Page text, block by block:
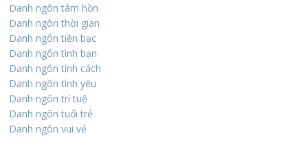
Danh ngôn tâm hồn
Danh ngôn thời gian
Danh ngôn tiền bạc
Danh ngôn tình bạn
Danh ngôn tính cách
Danh ngôn tình yêu
Danh ngôn trí tuệ
Danh ngôn tuổi trẻ
Danh ngôn vui vẻ